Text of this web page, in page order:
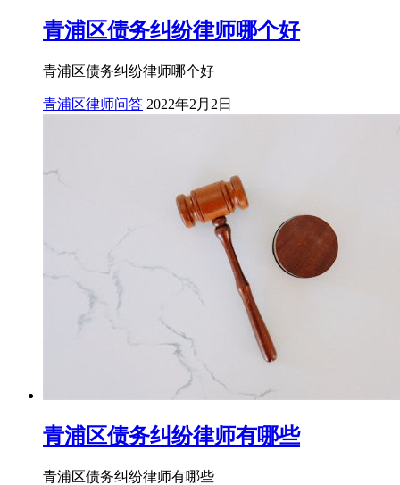
青浦区债务纠纷律师哪个好
青浦区债务纠纷律师哪个好
青浦区律师问答 2022年2月2日
青浦区债务纠纷律师有哪些
青浦区债务纠纷律师有哪些